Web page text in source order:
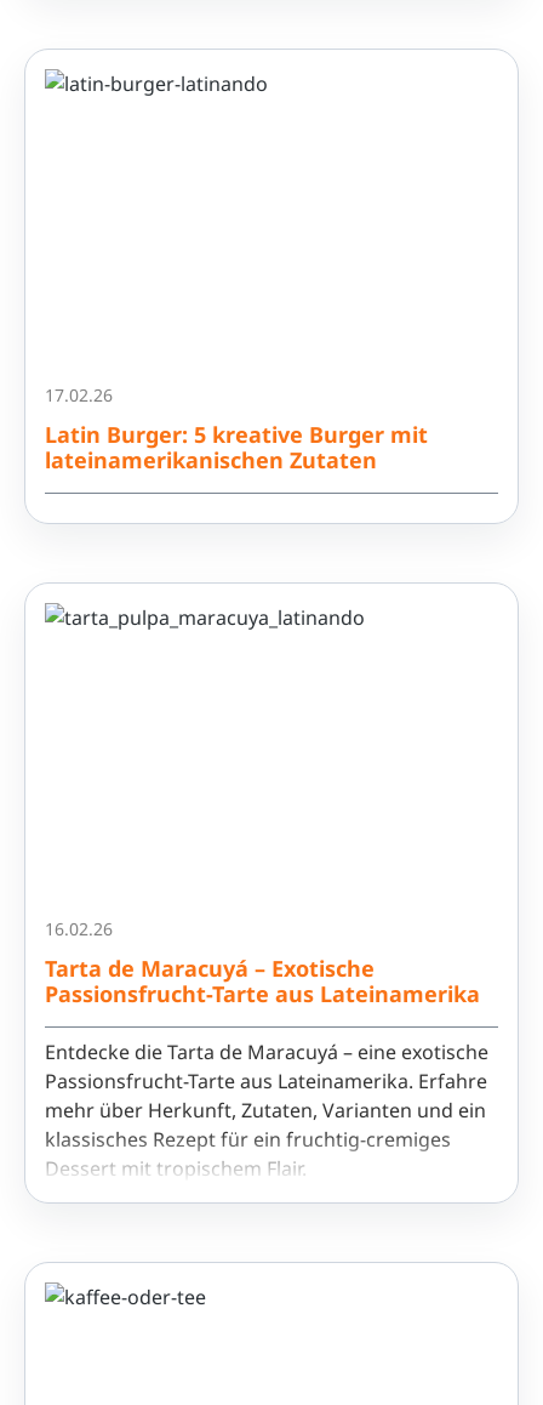
17.02.26
Latin Burger: 5 kreative Burger mit
lateinamerikanischen Zutaten
16.02.26
Tarta de Maracuyá – Exotische
Passionsfrucht-Tarte aus Lateinamerika
Entdecke die Tarta de Maracuyá – eine exotische
Passionsfrucht-Tarte aus Lateinamerika. Erfahre
mehr über Herkunft, Zutaten, Varianten und ein
klassisches Rezept für ein fruchtig-cremiges
Dessert mit tropischem Flair.